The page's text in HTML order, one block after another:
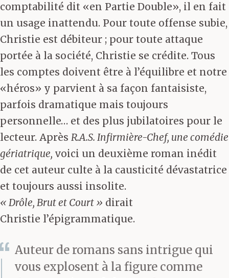
comptabilité dit «en Partie Double», il en fait
un usage inattendu. Pour toute offense subie,
Christie est débiteur ; pour toute attaque
portée à la société, Christie se crédite. Tous
les comptes doivent être à l’équilibre et notre
«héros» y parvient à sa façon fantaisiste,
parfois dramatique mais toujours
personnelle… et des plus jubilatoires pour le
lecteur. Après R.A.S. Infirmière-Chef, une comédie
gériatrique, voici un deuxième roman inédit
de cet auteur culte à la causticité dévastatrice
et toujours aussi insolite.
« Drôle, Brut et Court » dirait
Christie l’épigrammatique.
Auteur de romans sans intrigue qui
vous explosent à la figure comme